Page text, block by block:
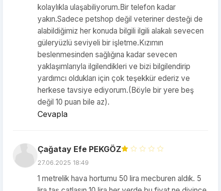
kolaylıkla ulaşabiliyorum.Bir telefon kadar
yakın.Sadece petshop değil veteriner desteği de
alabildiğimiz her konuda bilgili ilgili alakalı sevecen
güleryüzlü seviyeli bir işletme.Kızımın
beslenmesinden sağlığına kadar sevecen
yaklaşımlarıyla ilgilendikleri ve bizi bilgilendirip
yardımcı oldukları için çok teşekkür ederiz ve
herkese tavsiye ediyorum.(Böyle bir yere beş
değil 10 puan bile az).
Cevapla
Çağatay Efe PEKGÖZ
27.06.2025 18:49
1 metrelik hava hortumu 50 lira mecburen aldık. 5